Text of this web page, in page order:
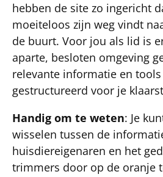
hebben de site zo ingericht
moeiteloos zijn weg vindt
de buurt. Voor jou als lid is
aparte, besloten omgeving
relevante informatie en
gestructureerd voor je
Handig om te weten: Je
wisselen tussen de
huisdiereigenaren en het
trimmers door op de oranje